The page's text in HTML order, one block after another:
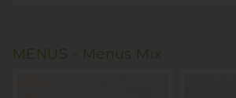
MENUS - Menus Mix